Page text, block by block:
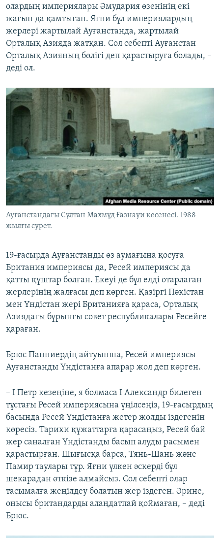
олардың империялары Әмудария өзенінің екі
жағын да қамтыған. Яғни бұл империялардың
жерлері жартылай Ауғанстанда, жартылай
Орталық Азияда жатқан. Сол себепті Ауғанстан
Орталық Азияның бөлігі деп қарастыруға болады, –
деді ол.
Ауғанстандағы Сұлтан Махмұд Ғазнауи кесенесі. 1988
жылғы сурет.
19-ғасырда Ауғанстанды өз аумағына қосуға
Британия империясы да, Ресей империясы да
қатты құштар болған. Екеуі де бұл елді отарлаған
жерлерінің жалғасы деп көрген. Қазіргі Пәкістан
мен Үндістан жері Британияға қараса, Орталық
Азиядағы бұрынғы совет республикалары Ресейге
қараған.
Брюс Панниердің айтуынша, Ресей империясы
Ауғанстанды Үндістанға апарар жол деп көрген.
– I Петр кезеңіне, я болмаса I Александр билеген
тұстағы Ресей империясына үңілсеңіз, 19-ғасырдың
басында Ресей Үндістанға жетер жолды іздегенін
көресіз. Тарихи құжаттарға қарасаңыз, Ресей бай
жер саналған Үндістанды басып алуды расымен
қарастырған. Шығысқа барса, Тянь-Шань және
Памир таулары тұр. Яғни үлкен әскерді бұл
шекарадан өткізе алмайсыз. Сол себепті олар
тасымалға жеңілдеу болатын жер іздеген. Әрине,
онысы британдарды алаңдатпай қоймаған, – деді
Брюс.